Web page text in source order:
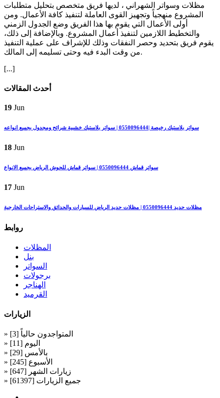
مظلات وسواتر الشهراني ، لديها فريق متخصص بتحليل متطلبات
المشروع منهجياً وتجهيز القوى العاملة لتنفيذ كافة الأعمال. ومن
أولى الأعمال التي يقوم بها هذا الفريق وضع الجدول الزمني
والتخطيط اللازمين لتنفيذ أعمال المشروع. وبالإضافة إلى ذلك،
يقوم فريق بتحديد وحصر النفقات وذلك للإشراف على عملية التنفيذ
من وقت البدء فيه وحتى تسليمه إلى المالك.
[...]
أحدث المقالات
19 Jun
سواتر بلاستيك رخيصة |0550096444 | سواتر بلاستيك خشبية شرائح ومجدول بجميع انواعه
18 Jun
سواتر قماش 0550096444 | سواتر قماش للحوش الرياض بجميع الانواع
17 Jun
مظلات حديد 0550096444 | مظلات حديد الرياض للسيارات والحدائق والاستراحات الخارجية
روابط
المظلات
بنل
السواتر
برجولات
الهناجر
القرميد
الزيارات
» المتواجدون حالياً [3]
» اليوم [11]
» بالأمس [29]
» الأسبوع [245]
» زيارات الشهر [647]
» جميع الزيارات [61397]